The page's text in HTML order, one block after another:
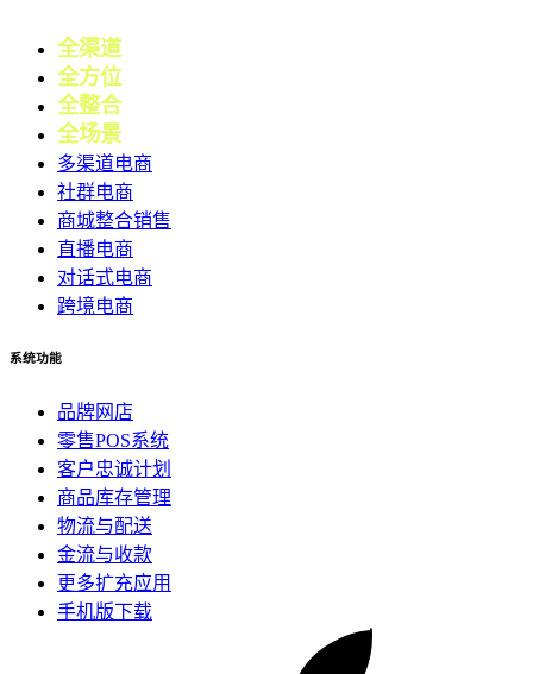
全渠道电商
全方位
全整合营销
全场景
多渠道电商
社群电商
商城整合销售
直播电商
对话式电商
跨境电商
系统功能
品牌网店
零售POS系统
客户忠诚计划
商品库存管理
物流与配送
金流与收款
更多扩充应用
手机版下载